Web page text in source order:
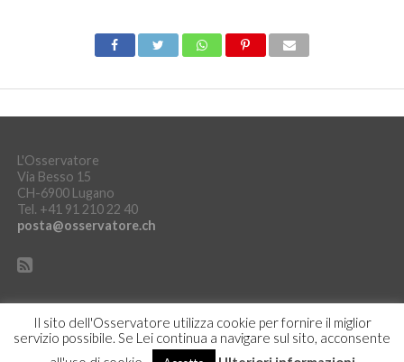
L'Osservatore
Via Besso 15
CH-6900 Lugano
Tel. +41 91 210 22 40
posta@osservatore.ch
DICHIARAZIONE SULLA PROTEZIONE DEI DATI ACCEDI
Il sito dell'Osservatore utilizza cookie per fornire il miglior
servizio possibile. Se Lei continua a navigare sul sito, acconsente